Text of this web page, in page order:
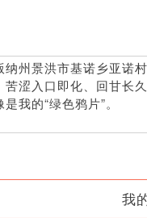
纳州景洪市基诺乡亚诺
苦涩入口即化、回甘长
我的“绿色鸦片”。
我